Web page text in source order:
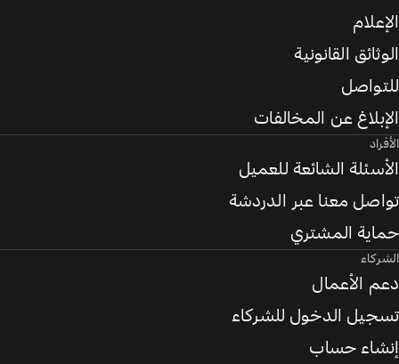
الإعلام
الوثائق القانونية
للتواصل
الإبلاغ عن المخالفات
الأفراد
الأسئلة الشائعة للعميل
تواصل معنا عبر الدردشة
حماية المشتري
الشركاء
دعم الأعمال
تسجيل الدخول للشركاء
إنشاء حساب